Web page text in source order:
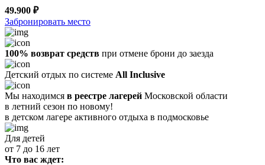
49.900 ₽
Забронировать место
100% возврат средств при отмене брони до заезда
Детский отдых по системе All Inclusive
Мы находимся в реестре лагерей Московской области
в летний сезон по новому!
в детском лагере активного отдыха в подмосковье
Для детей
от 7 до 16 лет
Что вас ждет: